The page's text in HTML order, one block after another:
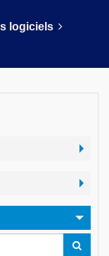
logiciels